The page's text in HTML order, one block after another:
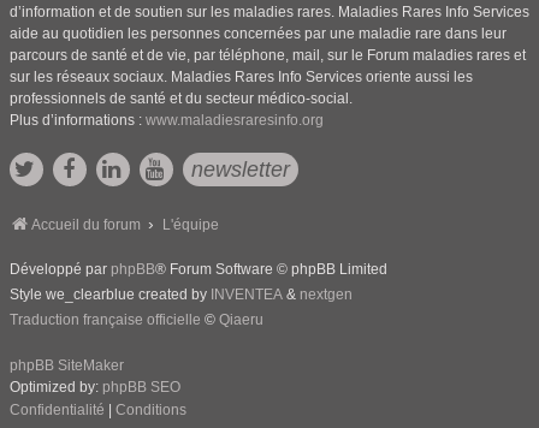
d’information et de soutien sur les maladies rares. Maladies Rares Info Services
aide au quotidien les personnes concernées par une maladie rare dans leur
parcours de santé et de vie, par téléphone, mail, sur le Forum maladies rares et
sur les réseaux sociaux. Maladies Rares Info Services oriente aussi les
professionnels de santé et du secteur médico-social.
Plus d’informations : www.maladiesraresinfo.org
newsletter
Accueil du forum L'équipe
Développé par phpBB® Forum Software © phpBB Limited
Style we_clearblue created by INVENTEA & nextgen
Traduction française officielle © Qiaeru
phpBB SiteMaker
Optimized by: phpBB SEO
Confidentialité
Conditions